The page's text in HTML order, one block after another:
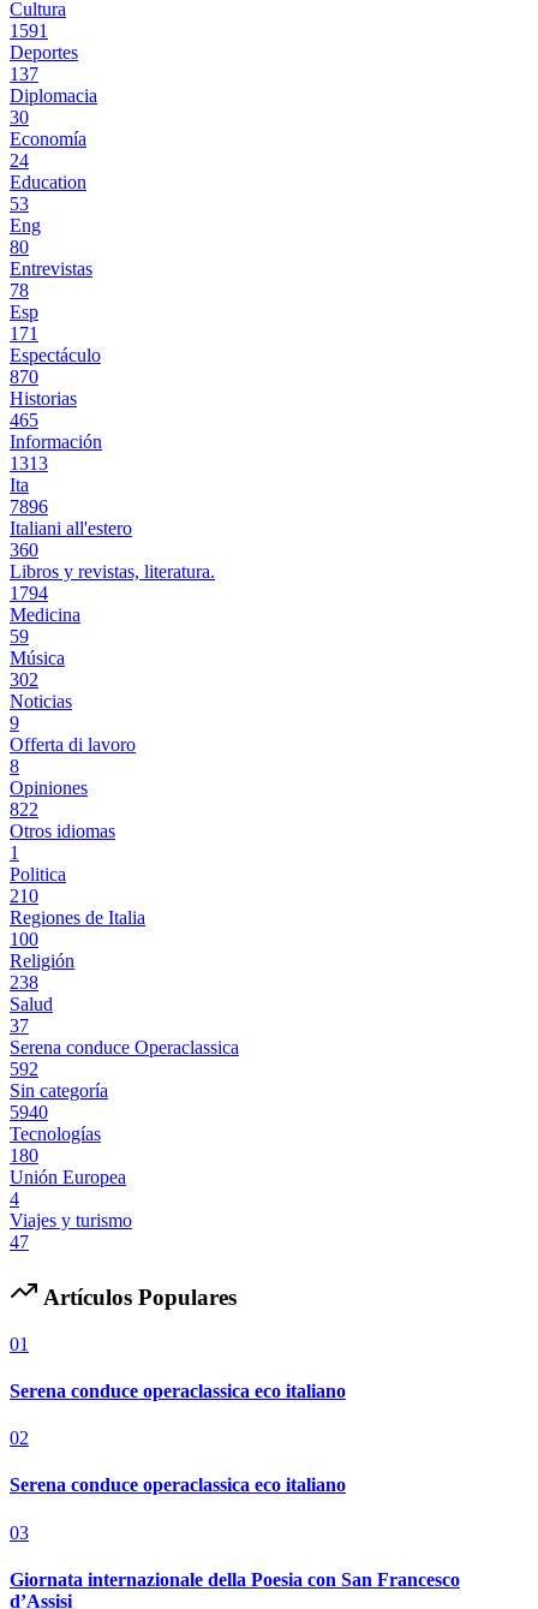
Cultura
1591
Deportes
137
Diplomacia
30
Economía
24
Education
53
Eng
80
Entrevistas
78
Esp
171
Espectáculo
870
Historias
465
Información
1313
Ita
7896
Italiani all'estero
360
Libros y revistas, literatura.
1794
Medicina
59
Música
302
Noticias
9
Offerta di lavoro
8
Opiniones
822
Otros idiomas
1
Politica
210
Regiones de Italia
100
Religión
238
Salud
37
Serena conduce Operaclassica
592
Sin categoría
5940
Tecnologías
180
Unión Europea
4
Viajes y turismo
47
Artículos Populares
01
Serena conduce operaclassica eco italiano
02
Serena conduce operaclassica eco italiano
03
Giornata internazionale della Poesia con San Francesco
d’Assisi